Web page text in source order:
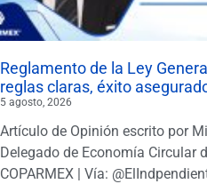
Reglamento de la Ley
reglas claras, éxito
5 agosto, 2026
Artículo de Opinión escrito por
Delegado de Economía Circular
COPARMEX | Vía: